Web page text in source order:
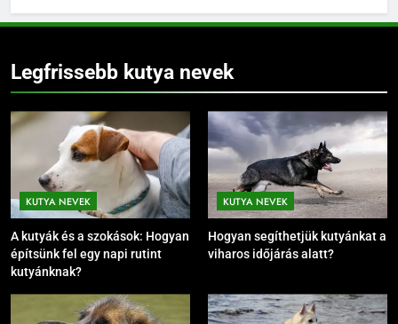
Legfrissebb kutya nevek
KUTYA NEVEK
A kutyák és a szokások: Hogyan
építsünk fel egy napi rutint
kutyánknak?
KUTYA NEVEK
Hogyan segíthetjük kutyánkat a
viharos időjárás alatt?